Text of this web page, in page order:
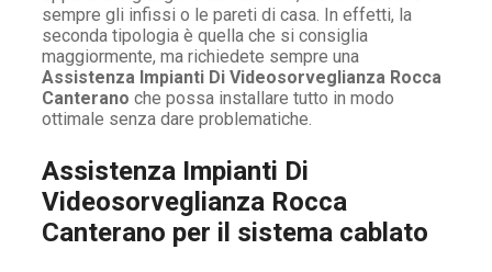
sempre gli infissi o le pareti di casa. In effetti, la
seconda tipologia è quella che si consiglia
maggiormente, ma richiedete sempre una
Assistenza Impianti Di Videosorveglianza Rocca
Canterano che possa installare tutto in modo
ottimale senza dare problematiche.
Assistenza Impianti Di
Videosorveglianza Rocca
Canterano per il sistema cablato